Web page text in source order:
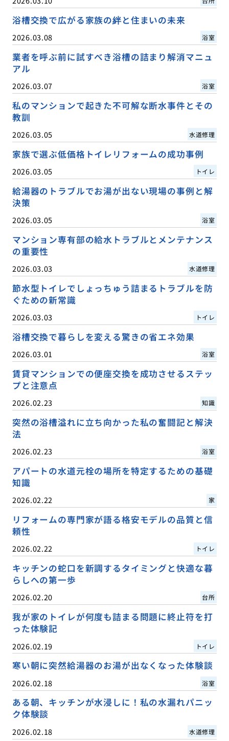
浴槽交換で広がる家族の絆と住まいの未来
2026.03.08 浴室
業者を呼ぶ前に試すべき浴槽の詰まり解消マニュ
アル
2026.03.07 浴室
私のマンションで起きた不可解な断水事件とその
教訓
2026.03.05 水道修理
家族で選ぶ低価格トイレリフォームの成功事例
2026.03.05 トイレ
給湯器のトラブルでお湯が出ない現場の事例と解
決策
2026.03.05 浴室
マンション専有部の給水トラブルとメンテナンス
の重要性
2026.03.03 水道修理
節水型トイレでしょっちゅう詰まるトラブルを防
ぐための新常識
2026.03.03 トイレ
浴槽交換で暮らしを変える驚きの省エネ効果
2026.03.01 浴室
賃貸マンションでの便座交換を成功させるステッ
プと注意点
2026.02.23 知識
突然の浴槽溢れに立ち向かった私の奮闘記と解決
法
2026.02.23 浴室
アパートの水道元栓の場所を特定するための基礎
知識
2026.02.22 家
リフォームの専門家が語る格安モデルの品質と信
頼性
2026.02.22 トイレ
キッチンの蛇口を新調するタイミングと快適な暮
らしへの第一歩
2026.02.20 台所
我が家のトイレが何度も詰まる問題に終止符を打
った体験記
2026.02.19 トイレ
寒い朝に突然給湯器のお湯が出なくなった体験談
2026.02.18 浴室
ある朝、キッチンが水浸しに！私の水漏れパニッ
ク体験談
2026.02.18 水道修理